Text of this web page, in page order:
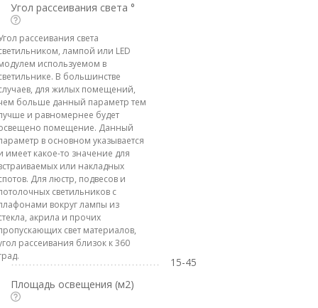
Угол рассеивания света °
рассеивания света
лампой или LED
используемом в
В большинстве
для жилых помещений,
больше данный параметр тем
и равномернее будет
помещение. Данный
в основном указывается
имеет какое-то значение для
или накладных
Для люстр, подвесов и
светильников с
вокруг лампы из
акрила и прочих
свет материалов,
рассеивания близок к 360
15-45
Площадь освещения (м2)